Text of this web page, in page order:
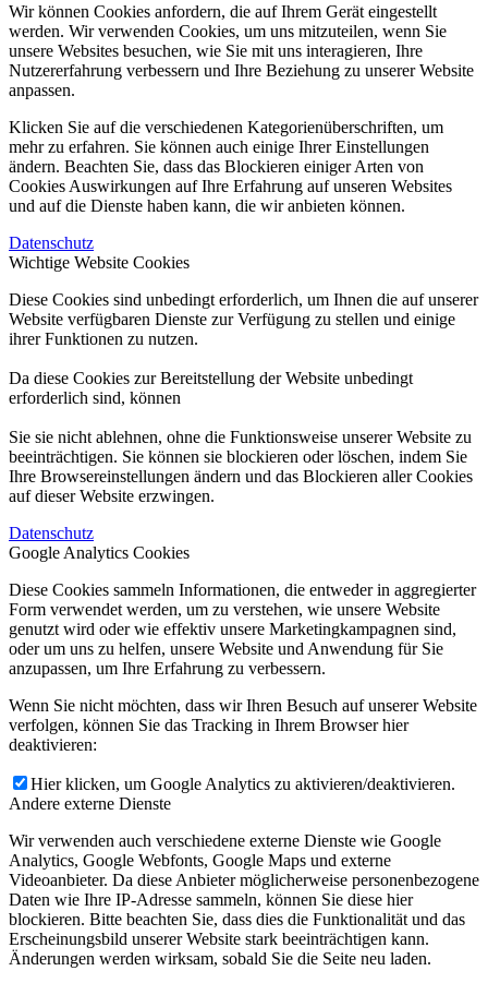
Wir können Cookies anfordern, die auf Ihrem Gerät eingestellt
werden. Wir verwenden Cookies, um uns mitzuteilen, wenn Sie
unsere Websites besuchen, wie Sie mit uns interagieren, Ihre
Nutzererfahrung verbessern und Ihre Beziehung zu unserer Website
anpassen.
Klicken Sie auf die verschiedenen Kategorienüberschriften, um
mehr zu erfahren. Sie können auch einige Ihrer Einstellungen
ändern. Beachten Sie, dass das Blockieren einiger Arten von
Cookies Auswirkungen auf Ihre Erfahrung auf unseren Websites
und auf die Dienste haben kann, die wir anbieten können.
Datenschutz
Wichtige Website Cookies
Diese Cookies sind unbedingt erforderlich, um Ihnen die auf unserer
Website verfügbaren Dienste zur Verfügung zu stellen und einige
ihrer Funktionen zu nutzen.
Da diese Cookies zur Bereitstellung der Website unbedingt
erforderlich sind, können
Sie sie nicht ablehnen, ohne die Funktionsweise unserer Website zu
beeinträchtigen. Sie können sie blockieren oder löschen, indem Sie
Ihre Browsereinstellungen ändern und das Blockieren aller Cookies
auf dieser Website erzwingen.
Datenschutz
Google Analytics Cookies
Diese Cookies sammeln Informationen, die entweder in aggregierter
Form verwendet werden, um zu verstehen, wie unsere Website
genutzt wird oder wie effektiv unsere Marketingkampagnen sind,
oder um uns zu helfen, unsere Website und Anwendung für Sie
anzupassen, um Ihre Erfahrung zu verbessern.
Wenn Sie nicht möchten, dass wir Ihren Besuch auf unserer Website
verfolgen, können Sie das Tracking in Ihrem Browser hier
deaktivieren:
Hier klicken, um Google Analytics zu aktivieren/deaktivieren.
Andere externe Dienste
Wir verwenden auch verschiedene externe Dienste wie Google
Analytics, Google Webfonts, Google Maps und externe
Videoanbieter. Da diese Anbieter möglicherweise personenbezogene
Daten wie Ihre IP-Adresse sammeln, können Sie diese hier
blockieren. Bitte beachten Sie, dass dies die Funktionalität und das
Erscheinungsbild unserer Website stark beeinträchtigen kann.
Änderungen werden wirksam, sobald Sie die Seite neu laden.